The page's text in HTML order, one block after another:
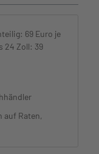
69 Euro je
24 Zoll: 39
auf Raten,